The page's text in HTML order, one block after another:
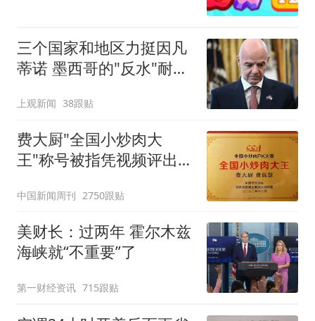
三个国家和地区力挺因凡
蒂诺 墨西哥的"反水"耐人
上观新闻 38跟贴
费大厨"全国小炒肉大
王"称号被指凭视频评出
中国新闻周刊 2750跟贴
美财长：过两年 霍尔木兹
海峡就“不重要”了
第一财经资讯 715跟贴